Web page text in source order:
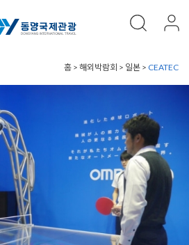
홈 > 해외박람회 > 일본 > CEATEC